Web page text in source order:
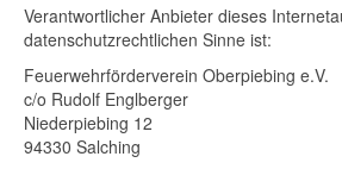
Verantwortlicher Anbieter dieses
datenschutzrechtlichen Sinne ist:
Feuerwehrförderverein Oberpiebing e.V.
c/o Rudolf Englberger
Niederpiebing 12
94330 Salching